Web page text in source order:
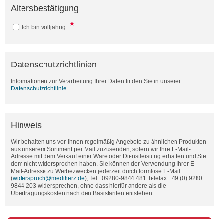
Altersbestätigung
Ich bin volljährig.
Datenschutzrichtlinien
Informationen zur Verarbeitung Ihrer Daten finden Sie in unserer
Datenschutzrichtlinie
Hinweis
Wir behalten uns vor, Ihnen regelmäßig Angebote zu ähnlichen Produkten
aus unserem Sortiment per Mail zuzusenden, sofern wir Ihre E-Mail-
Adresse mit dem Verkauf einer Ware oder Dienstleistung erhalten und Sie
dem nicht widersprochen haben. Sie können der Verwendung Ihrer E-
Mail-Adresse zu Werbezwecken jederzeit durch formlose E-Mail
(widerspruch@mediherz.de), Tel.: 09280-9844 481 Telefax +49 (0) 9280
9844 203 widersprechen, ohne dass hierfür andere als die
Übertragungskosten nach den Basistarifen entstehen.